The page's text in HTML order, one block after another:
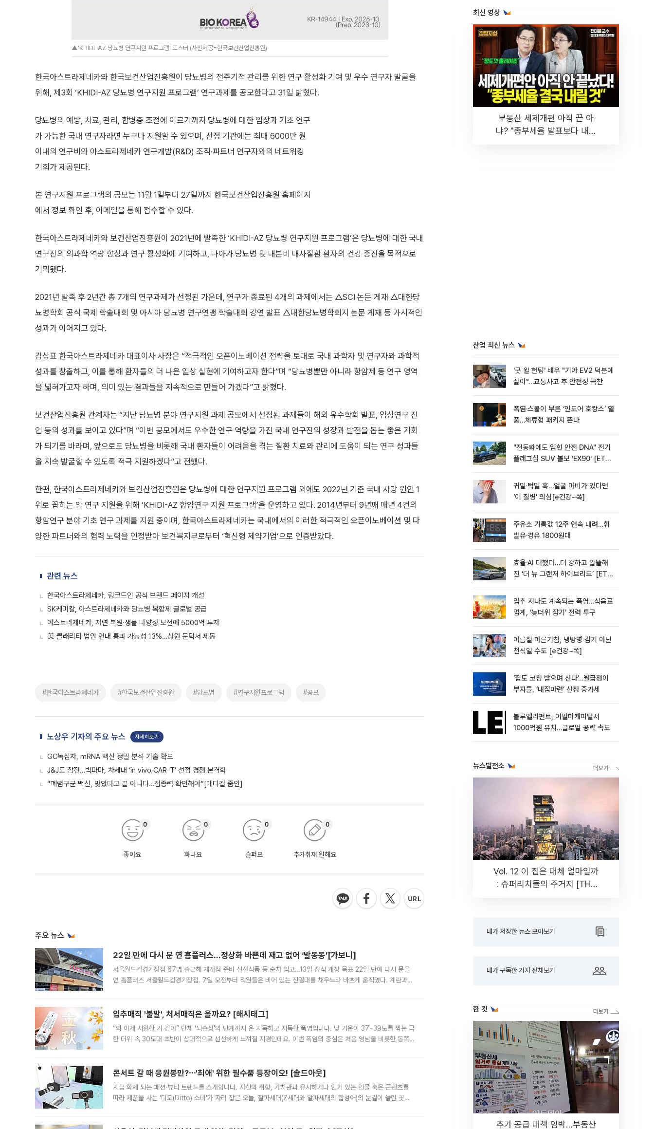
▲‘KHIDI-AZ 당뇨병 연구지원 프로그램’ 포스터 (사진제공=한국보건산업진흥원)
한국아스트라제네카와 한국보건산업진흥원이 당뇨병의 전주기적 관리를 위한 연구 활성화 기여 및 우수 연구자 발굴을
위해, 제3회 ‘KHIDI-AZ 당뇨병 연구지원 프로그램’ 연구과제를 공모한다고 31일 밝혔다.
당뇨병의 예방, 치료, 관리, 합병증 조절에 이르기까지 당뇨병에 대한 임상과 기초 연구
가 가능한 국내 연구자라면 누구나 지원할 수 있으며, 선정 기관에는 최대 6000만 원
이내의 연구비와 아스트라제네카 연구개발(R&D) 조직·파트너 연구자와의 네트워킹
기회가 제공된다.
본 연구지원 프로그램의 공모는 11월 1일부터 27일까지 한국보건산업진흥원 홈페이지
에서 정보 확인 후, 이메일을 통해 접수할 수 있다.
한국아스트라제네카와 보건산업진흥원이 2021년에 발족한 ‘KHIDI-AZ 당뇨병 연구지원 프로그램’은 당뇨병에 대한 국내
연구진의 의과학 역량 향상과 연구 활성화에 기여하고, 나아가 당뇨병 및 내분비 대사질환 환자의 건강 증진을 목적으로
기획됐다.
2021년 발족 후 2년간 총 7개의 연구과제가 선정된 가운데, 연구가 종료된 4개의 과제에서는 △SCI 논문 게재 △대한당
뇨병학회 공식 국제 학술대회 및 아시아 당뇨병 연구연맹 학술대회 강연 발표 △대한당뇨병학회지 논문 게재 등 가시적인
성과가 이어지고 있다.
김상표 한국아스트라제네카 대표이사 사장은 “적극적인 오픈이노베이션 전략을 토대로 국내 과학자 및 연구자와 과학적
성과를 창출하고, 이를 통해 환자들의 더 나은 일상 실현에 기여하고자 한다”며 “당뇨병뿐만 아니라 항암제 등 연구 영역
을 넓혀가고자 하며, 의미 있는 결과들을 지속적으로 만들어 가겠다”고 밝혔다.
보건산업진흥원 관계자는 “지난 당뇨병 분야 연구지원 과제 공모에서 선정된 과제들이 해외 유수학회 발표, 임상연구 진
입 등의 성과를 보이고 있다”며 “이번 공모에서도 우수한 연구 역량을 가진 국내 연구진의 성장과 발전을 돕는 좋은 기회
가 되기를 바라며, 앞으로도 당뇨병을 비롯해 국내 환자들이 어려움을 겪는 질환 치료와 관리에 도움이 되는 연구 성과들
을 지속 발굴할 수 있도록 적극 지원하겠다”고 전했다.
한편, 한국아스트라제네카와 보건산업진흥원은 당뇨병에 대한 연구지원 프로그램 외에도 2022년 기준 국내 사망 원인 1
위로 꼽히는 암 연구 지원을 위해 ‘KHIDI-AZ 항암연구 지원 프로그램’을 운영하고 있다. 2014년부터 9년째 매년 4건의
항암연구 분야 기초 연구 과제를 지원 중이며, 한국아스트라제네카는 국내에서의 이러한 적극적인 오픈이노베이션 및 다
양한 파트너와의 협력 노력을 인정받아 보건복지부로부터 ‘혁신형 제약기업’으로 인증받았다.
관련 뉴스
한국아스트라제네카, 링크드인 공식 브랜드 페이지 개설
SK케미칼, 아스트라제네카와 당뇨병 복합제 글로벌 공급
아스트라제네카, 자연 복원·생물 다양성 보전에 5000억 투자
美 클래리티 법안 연내 통과 가능성 13%…상원 문턱서 제동
#한국아스트라제네카 #한국보건산업진흥원 #당뇨병 #연구지원프로그램 #공모
노상우 기자의 주요 뉴스 자세히보기
GC녹십자, mRNA 백신 정밀 분석 기술 확보
J&J도 참전…빅파마, 차세대 ‘in vivo CAR-T’ 선점 경쟁 본격화
“폐렴구균 백신, 맞았다고 끝 아니다…접종력 확인해야”[메디컬 줌인]
좋아요
0
화나요
0
슬퍼요
0
추가취재 원해요
0
주요 뉴스
22일 만에 다시 문 연 홈플러스…정상화 바쁜데 재고 없어 ‘발동동’[가보니]
서울월드컵경기장점 67명 출근해 재개점 준비 신선식품 등 순차 입고…13일 정식 개장 목표 22일 만에 다시 문을
연 홈플러스 서울월드컵경기장점. 7일 오전부터 직원들은 비어 있는 진열대를 채우느라 바쁘게 움직였다. 계란과
입추매직 '불발', 처서매직은 올까요? [해시태그]
“와 이제 시원한 거 같아” 단체 ‘뇌손상’의 단계까지 온 지독하고 지독한 폭염입니다. 낮 기온이 37~39도를 찍는 극
한 더위 속 30도대 초반이 상대적으로 선선하게 느껴질 지경인데요. 이번 폭염의 중심은 처음 영남을 비롯한 동쪽
콘서트 갈 때 응원봉만?⋯'최애' 위한 필수품 등장이오! [솔드아웃]
지금 화제 되는 패션·뷰티 트렌드를 소개합니다. 자신의 취향, 가치관과 유사하거나 인기 있는 인물 혹은 콘텐츠를
따라 제품을 사는 '디토(Ditto) 소비'가 자리 잡은 오늘, 잘파세대(Z세대와 알파세대의 합성어)의 눈길이 쏠린 곳은
최신 영상
부동산 세제개편 아직 끝 아
냐? "종부세율 발표보다 내릴
산업 최신 뉴스
'굿 윌 헌팅' 배우 "기아 EV2 덕분에
살아"…교통사고 후 안전성 극찬
폭염·스콜이 부른 ‘인도어 호캉스’ 열
풍…체류형 패키지 뜬다
"전동화에도 입힌 안전 DNA" 전기
플래그십 SUV 볼보 'EX90' [ET의
귀밑·턱밑 혹…얼굴 마비가 있다면
‘이 질병’ 의심[e건강~쏙]
주유소 기름값 12주 연속 내려…휘
발유·경유 1800원대
효율·AI 더했다…더 강하고 알뜰해
진 ‘더 뉴 그랜저 하이브리드’ [ET의
입추 지나도 계속되는 폭염…식음료
업계, ‘늦더위 잡기’ 전력 투구
여름철 마른기침, 냉방병‧감기 아닌
천식일 수도 [e건강~쏙]
‘집도 코칭 받으며 산다’…월급쟁이
부자들, ‘내집마련’ 신청 증가세
블루엘리펀트, 어펄마캐피탈서
1000억원 유치…글로벌 공략 속도
뉴스발전소
Vol. 12 이 집은 대체 얼마일까
: 슈퍼리치들의 주거지 [THE
내가 저장한 뉴스 모아보기
내가 구독한 기자 전체보기
한 컷
추가 공급 대책 임박…부동산